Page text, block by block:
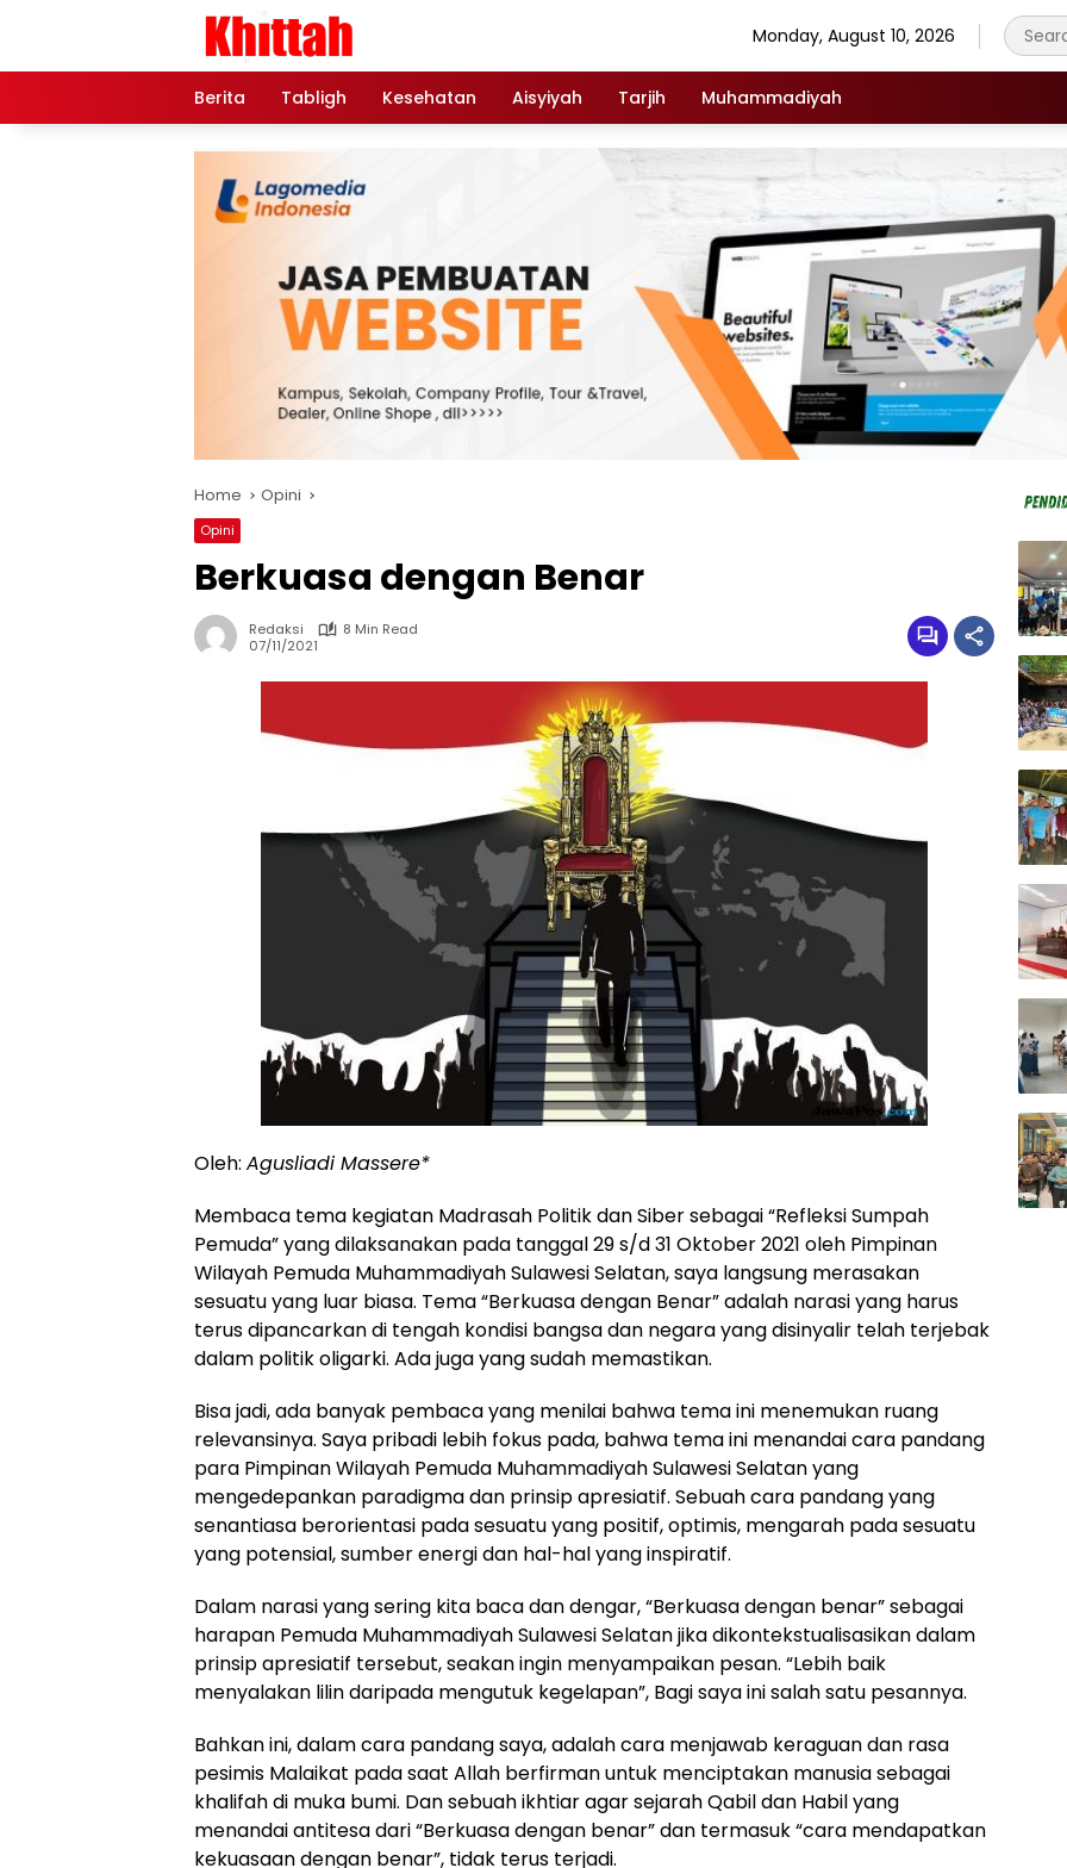
Monday, August 10, 2026
Berita Tabligh Kesehatan Aisyiyah Tarjih Muhammadiyah
Home Opini
Opini
Berkuasa dengan Benar
Redaksi
8 Min Read
07/11/2021
Oleh: Agusliadi Massere*
Membaca tema kegiatan Madrasah Politik dan Siber sebagai “Refleksi Sumpah
Pemuda” yang dilaksanakan pada tanggal 29 s/d 31 Oktober 2021 oleh Pimpinan
Wilayah Pemuda Muhammadiyah Sulawesi Selatan, saya langsung merasakan
sesuatu yang luar biasa. Tema “Berkuasa dengan Benar” adalah narasi yang harus
terus dipancarkan di tengah kondisi bangsa dan negara yang disinyalir telah terjebak
dalam politik oligarki. Ada juga yang sudah memastikan.
Bisa jadi, ada banyak pembaca yang menilai bahwa tema ini menemukan ruang
relevansinya. Saya pribadi lebih fokus pada, bahwa tema ini menandai cara pandang
para Pimpinan Wilayah Pemuda Muhammadiyah Sulawesi Selatan yang
mengedepankan paradigma dan prinsip apresiatif. Sebuah cara pandang yang
senantiasa berorientasi pada sesuatu yang positif, optimis, mengarah pada sesuatu
yang potensial, sumber energi dan hal-hal yang inspiratif.
Dalam narasi yang sering kita baca dan dengar, “Berkuasa dengan benar” sebagai
harapan Pemuda Muhammadiyah Sulawesi Selatan jika dikontekstualisasikan dalam
prinsip apresiatif tersebut, seakan ingin menyampaikan pesan. “Lebih baik
menyalakan lilin daripada mengutuk kegelapan”, Bagi saya ini salah satu pesannya.
Bahkan ini, dalam cara pandang saya, adalah cara menjawab keraguan dan rasa
pesimis Malaikat pada saat Allah berfirman untuk menciptakan manusia sebagai
khalifah di muka bumi. Dan sebuah ikhtiar agar sejarah Qabil dan Habil yang
menandai antitesa dari “Berkuasa dengan benar” dan termasuk “cara mendapatkan
kekuasaan dengan benar”, tidak terus terjadi.